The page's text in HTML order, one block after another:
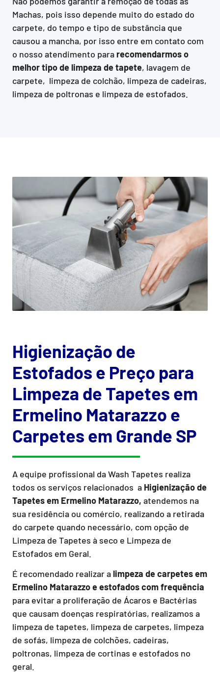
Machas, pois isso depende muito do estado do
carpete, do tempo e tipo de substância que
causou a mancha, por isso entre em contato com
o nosso atendimento para recomendarmos o
melhor tipo de limpeza de tapete, lavagem de
carpete, limpeza de colchão, limpeza de cadeiras,
limpeza de poltronas e limpeza de estofados.
Higienização de
Estofados e Preço para
Limpeza de Tapetes em
Ermelino Matarazzo e
Carpetes em Grande SP
A equipe profissional da Wash Tapetes realiza
todos os serviços relacionados a Higienização de
Tapetes em Ermelino Matarazzo, atendemos na
sua residência ou comércio, realizando a retirada
do carpete quando necessário, com opção de
Limpeza de Tapetes à seco e Limpeza de
Estofados em Geral.
É recomendado realizar a limpeza de carpetes em
Ermelino Matarazzo e estofados com frequência
para evitar a proliferação de Ácaros e Bactérias
que causam doenças respiratórias, realizamos a
limpeza de tapetes, limpeza de carpetes, limpeza
de sofás, limpeza de colchões, cadeiras,
poltronas, limpeza de cortinas e estofados no
geral.